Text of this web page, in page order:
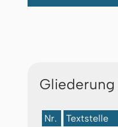
Nr.
Textstelle